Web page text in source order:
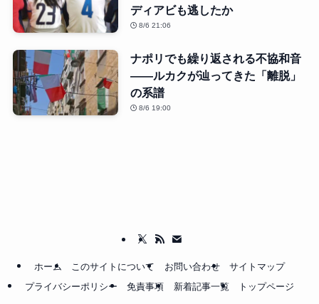
ディアビも逃したか
8/6 21:06
ナポリでも繰り返される不協和音
――ルカクが辿ってきた「離脱」
の系譜
8/6 19:00
ホーム このサイトについて お問い合わせ
サイトマップ
プライバシーポリシー
免責事項 新着記事一覧 トップページ